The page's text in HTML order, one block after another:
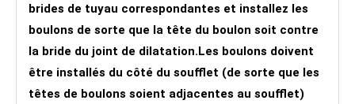
brides de tuyau correspondantes et installez les
boulons de sorte que la tête du boulon soit contre
la bride du joint de dilatation.Les boulons doivent
être installés du côté du soufflet (de sorte que les
têtes de boulons soient adjacentes au soufflet)